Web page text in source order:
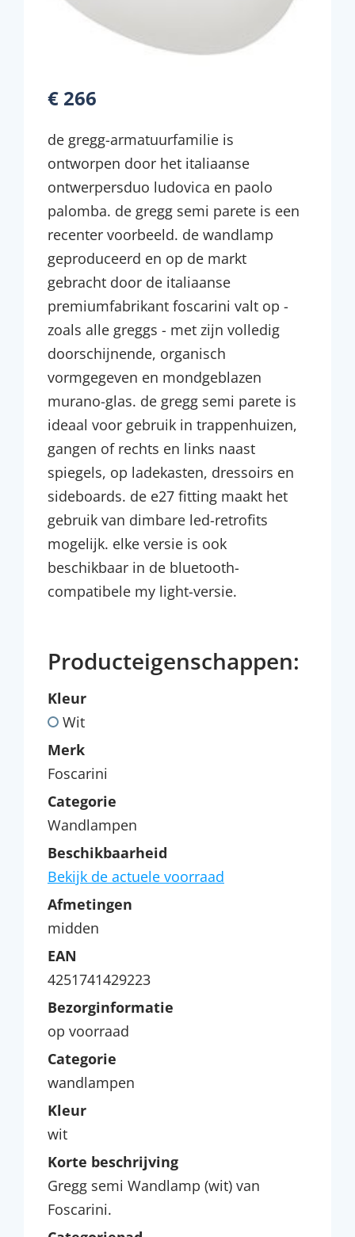
€ 266
de gregg-armatuurfamilie is
ontworpen door het italiaanse
ontwerpersduo ludovica en paolo
palomba. de gregg semi parete is een
recenter voorbeeld. de wandlamp
geproduceerd en op de markt
gebracht door de italiaanse
premiumfabrikant foscarini valt op -
zoals alle greggs - met zijn volledig
doorschijnende, organisch
vormgegeven en mondgeblazen
murano-glas. de gregg semi parete is
ideaal voor gebruik in trappenhuizen,
gangen of rechts en links naast
spiegels, op ladekasten, dressoirs en
sideboards. de e27 fitting maakt het
gebruik van dimbare led-retrofits
mogelijk. elke versie is ook
beschikbaar in de bluetooth-
compatibele my light-versie.
Producteigenschappen:
Kleur
Wit
Merk
Foscarini
Categorie
Wandlampen
Beschikbaarheid
Bekijk de actuele voorraad
Afmetingen
midden
EAN
4251741429223
Bezorginformatie
op voorraad
Categorie
wandlampen
Kleur
wit
Korte beschrijving
Gregg semi Wandlamp (wit) van
Foscarini.